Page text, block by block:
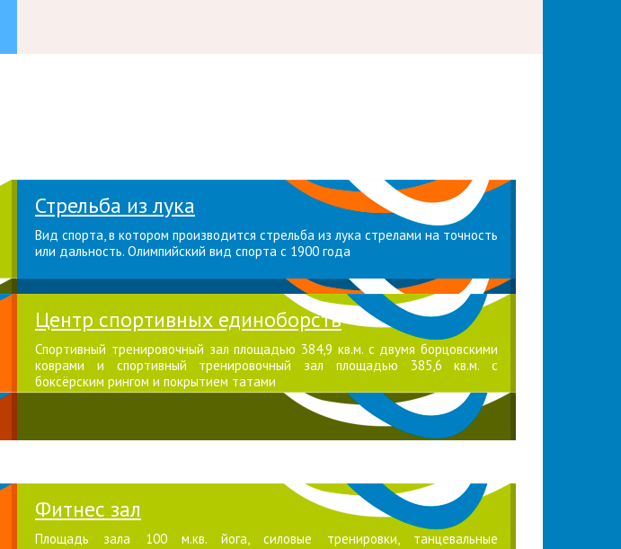
Стрельба из лука
Вид спорта, в котором производится стрельба из лука стрелами на точность
или дальность. Олимпийский вид спорта с 1900 года
Центр спортивных единоборств
Спортивный тренировочный зал площадью 384,9 кв.м. с двумя борцовскими
коврами и спортивный тренировочный зал площадью 385,6 кв.м. с
боксёрским рингом и покрытием татами
Фитнес зал
Площадь зала 100 м.кв. йога, силовые тренировки, танцевальные